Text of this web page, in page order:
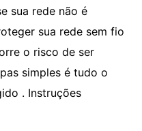
sua rede não é
sua rede sem fio
o risco de ser
simples é tudo o
. Instruções